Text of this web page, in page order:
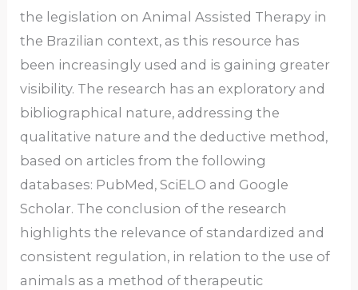
the legislation on Animal Assisted Therapy in
the Brazilian context, as this resource has
been increasingly used and is gaining greater
visibility. The research has an exploratory and
bibliographical nature, addressing the
qualitative nature and the deductive method,
based on articles from the following
databases: PubMed, SciELO and Google
Scholar. The conclusion of the research
highlights the relevance of standardized and
consistent regulation, in relation to the use of
animals as a method of therapeutic